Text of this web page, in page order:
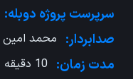
سرپرست پروژه دوبله:
صدابردار: محمد امین
مدت زمان: 10 دقیقه